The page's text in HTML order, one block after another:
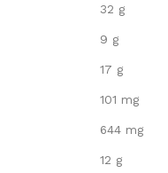
32 g
9 g
17 g
101 mg
644 mg
12 g